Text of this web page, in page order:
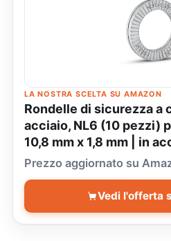
LA NOSTRA SCELTA SU AMAZON
Rondelle di sicurezza a
acciaio, NL6 (10 pezzi)
10,8 mm x 1,8 mm | in
Prezzo aggiornato su
Vedi l'offerta